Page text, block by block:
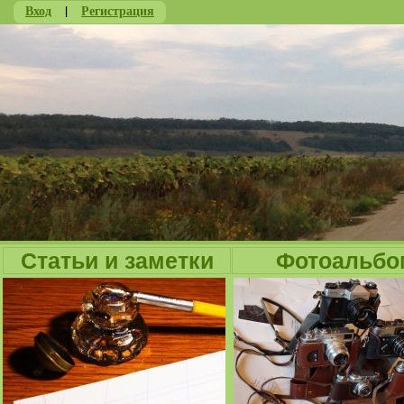
Вход | Регистрация
Статьи и заметки